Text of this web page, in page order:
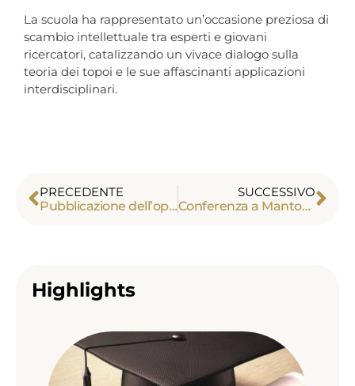
La scuola ha rappresentato un’occasione preziosa di
scambio intellettuale tra esperti e giovani
ricercatori, catalizzando un vivace dialogo sulla
teoria dei topoi e le sue affascinanti applicazioni
interdisciplinari.
PRECEDENTE
Pubblicazione dell’opera “Les Années cachées”
SUCCESSIVO
Conferenza a MantovaScienza
Highlights